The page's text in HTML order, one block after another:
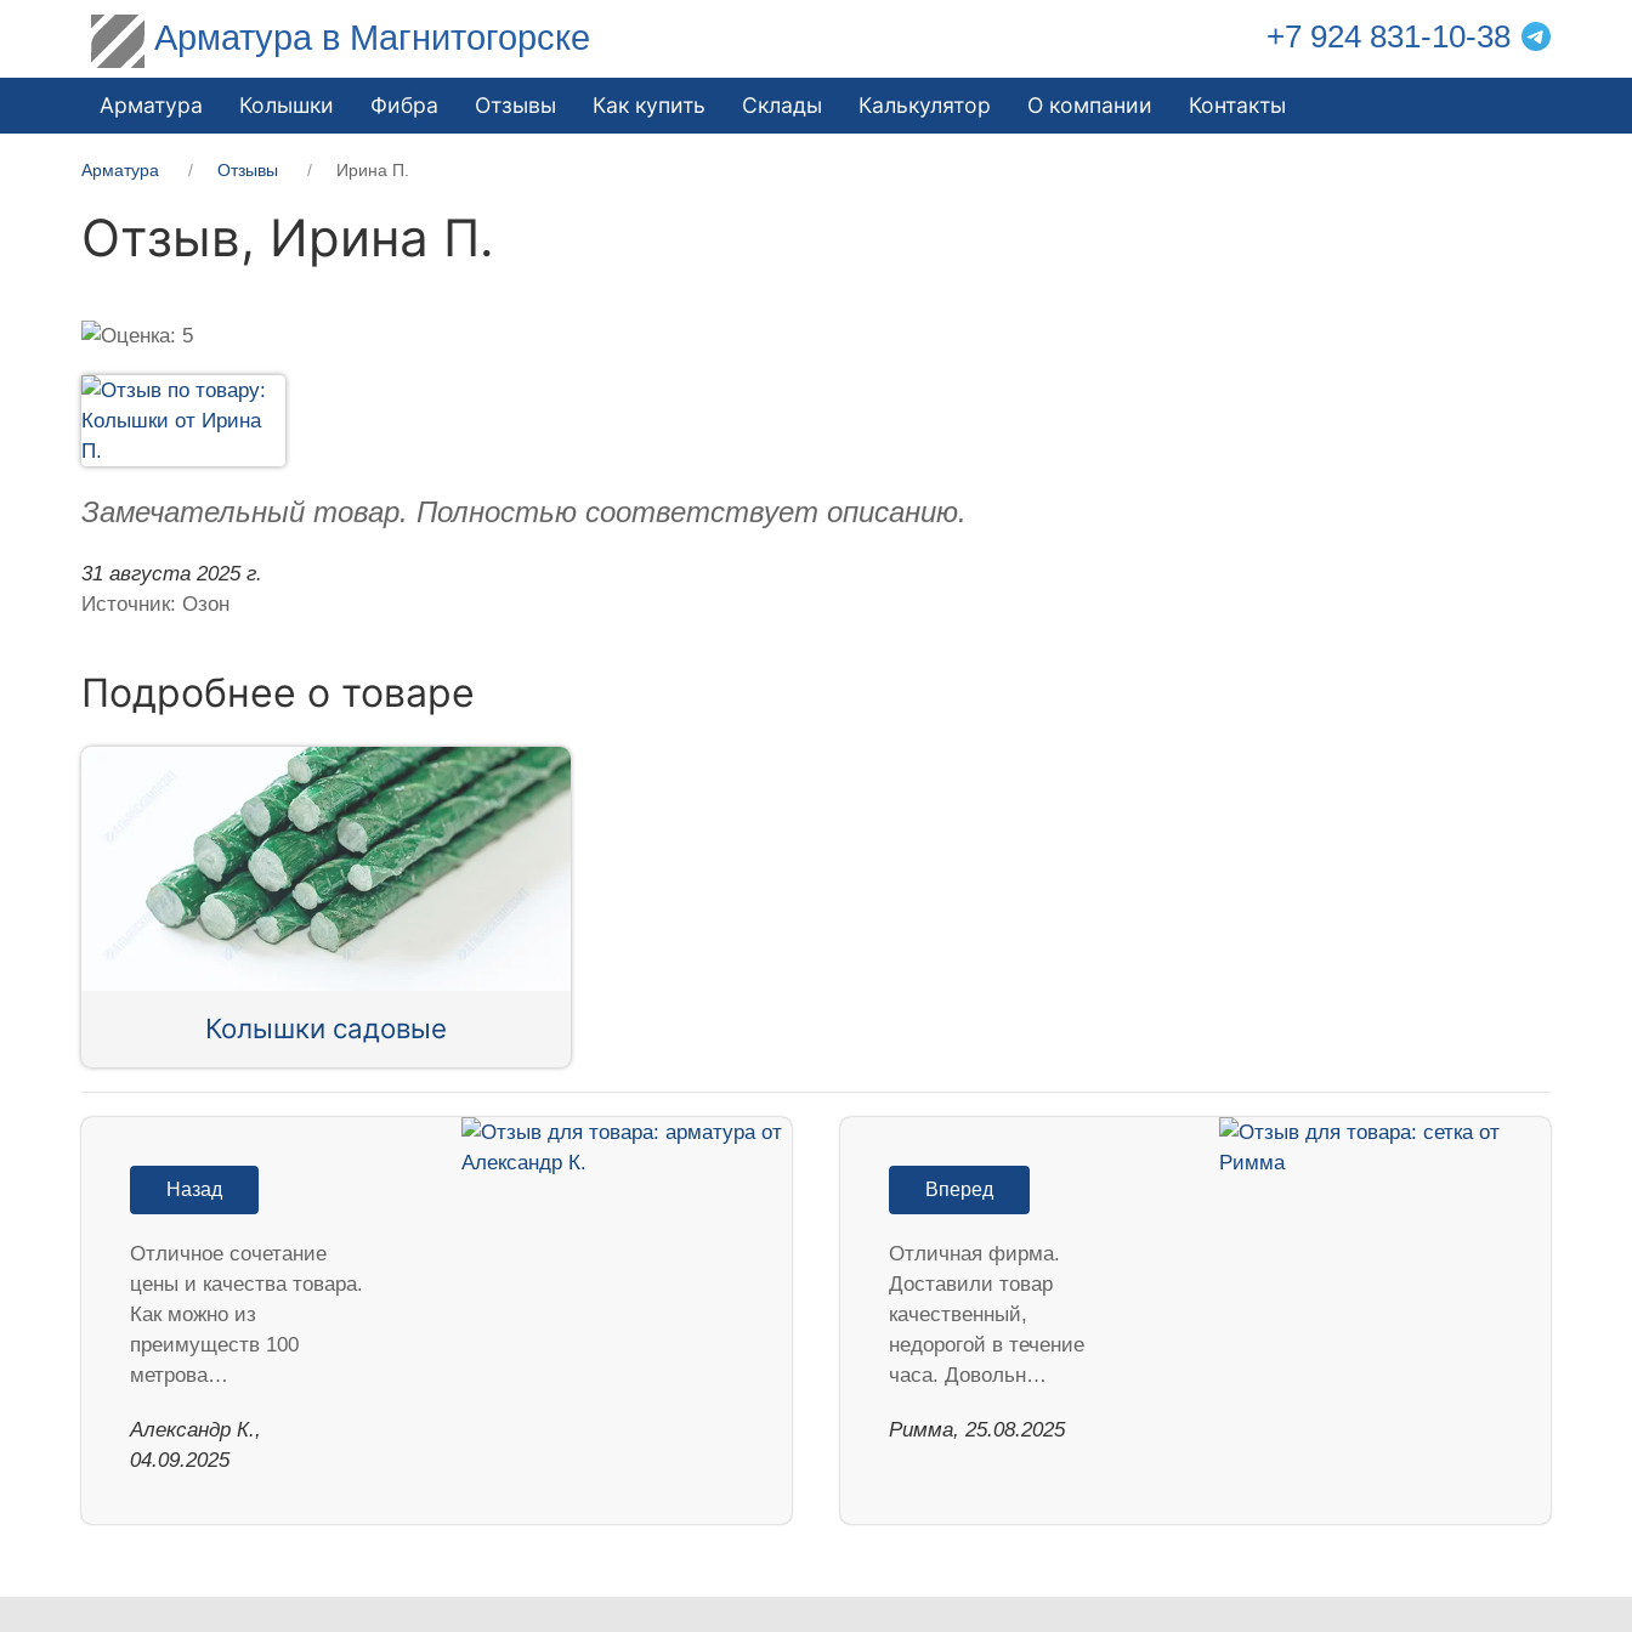
Арматура в Магнитогорске +7 924 831-10-38
Арматура Колышки Фибра Отзывы Как купить Склады Калькулятор О компании Контакты
Арматура Отзывы Ирина П.
Отзыв, Ирина П.
Замечательный товар. Полностью соответствует описанию.
31 августа 2025 г.
Источник: Озон
Подробнее о товаре
Колышки садовые
Назад
Отличное сочетание
цены и качества товара.
Как можно из
преимуществ 100
метрова…
Александр К.,
04.09.2025
Вперед
Отличная фирма.
Доставили товар
качественный,
недорогой в течение
часа. Довольн…
Римма, 25.08.2025